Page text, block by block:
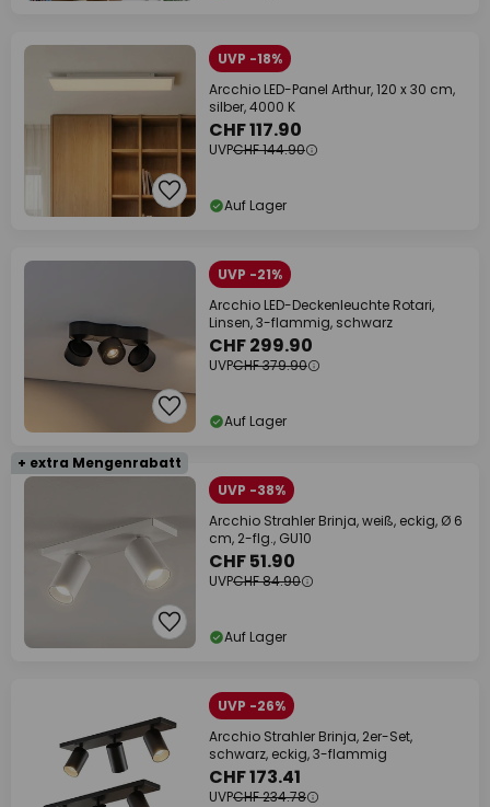
UVP -18%
Arcchio LED-Panel Arthur, 120 x 30 cm,
silber, 4000 K
CHF 117.90
UVPCHF 144.90
Auf Lager
UVP -21%
Arcchio LED-Deckenleuchte Rotari,
Linsen, 3-flammig, schwarz
CHF 299.90
UVPCHF 379.90
Auf Lager
+ extra Mengenrabatt
UVP -38%
Arcchio Strahler Brinja, weiß, eckig, Ø 6
cm, 2-flg., GU10
CHF 51.90
UVPCHF 84.90
Auf Lager
UVP -26%
Arcchio Strahler Brinja, 2er-Set,
schwarz, eckig, 3-flammig
CHF 173.41
UVPCHF 234.78